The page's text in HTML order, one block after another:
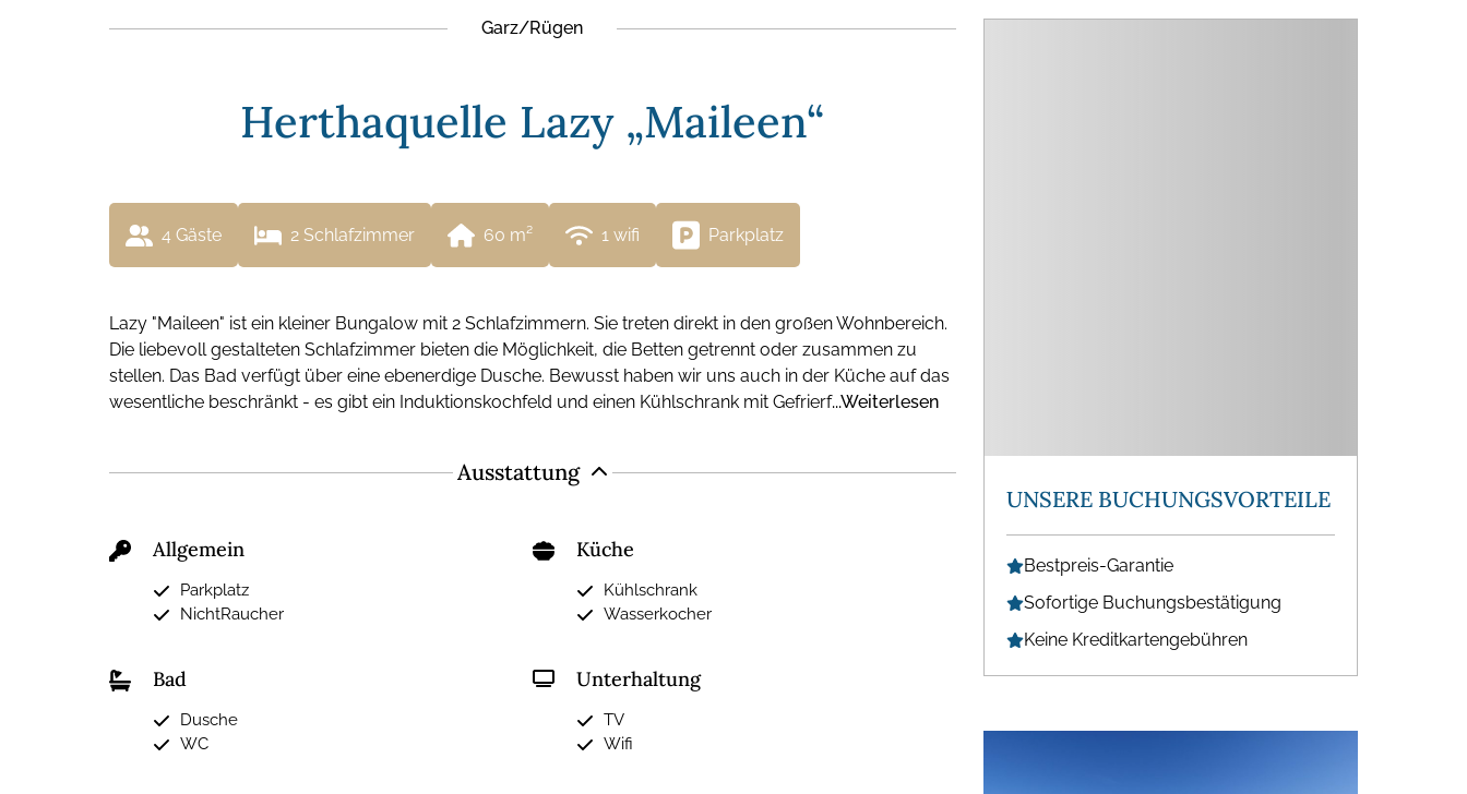
Garz/Rügen
Herthaquelle Lazy „Maileen“
4 Gäste 2 Schlafzimmer 60 m² 1 wifi Parkplatz
Lazy "Maileen" ist ein kleiner Bungalow mit 2 Schlafzimmern. Sie treten direkt in den großen Wohnbereich.
Die liebevoll gestalteten Schlafzimmer bieten die Möglichkeit, die Betten getrennt oder zusammen zu
stellen. Das Bad verfügt über eine ebenerdige Dusche. Bewusst haben wir uns auch in der Küche auf das
wesentliche beschränkt - es gibt ein Induktionskochfeld und einen Kühlschrank mit Gefrierf...Weiterlesen
Ausstattung
Allgemein
Parkplatz
NichtRaucher
Küche
Kühlschrank
Wasserkocher
Bad
Dusche
WC
Unterhaltung
TV
Wifi
UNSERE BUCHUNGSVORTEILE
Bestpreis-Garantie
Sofortige Buchungsbestätigung
Keine Kreditkartengebühren